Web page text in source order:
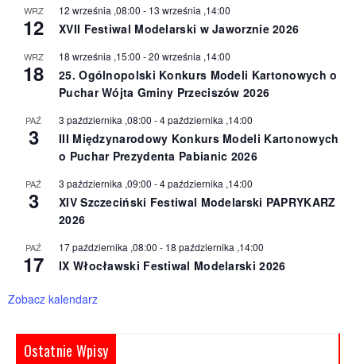
WRZ
12
12 września ,08:00 - 13 września ,14:00
XVII Festiwal Modelarski w Jaworznie 2026
WRZ
18
18 września ,15:00 -20 września ,14:00
25. Ogólnopolski Konkurs Modeli Kartonowych o
Puchar Wójta Gminy Przeciszów 2026
PAŹ
3
3 października ,08:00 -4 października ,14:00
III Międzynarodowy Konkurs Modeli Kartonowych
o Puchar Prezydenta Pabianic 2026
PAŹ
3
3 października ,09:00 -4 października ,14:00
XIV Szczeciński Festiwal Modelarski PAPRYKARZ
2026
PAŹ
17
17 października ,08:00 - 18 października ,14:00
IX Włocławski Festiwal Modelarski 2026
Zobacz kalendarz
Ostatnie Wpisy